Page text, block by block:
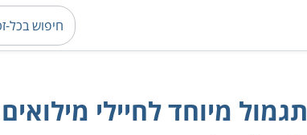
תגמול מיוחד לחיילי מילואים